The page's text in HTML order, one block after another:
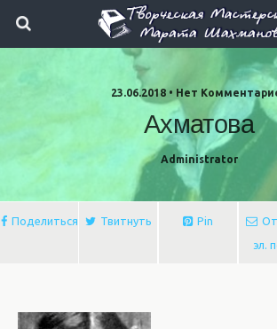
23.06.2018 • Нет
Ахматова
Administrator
Поделиться Твитнуть Pin
эл.